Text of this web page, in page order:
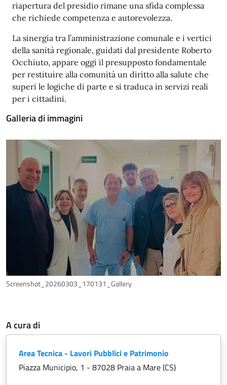
riapertura del presidio rimane una sfida complessa
che richiede competenza e autorevolezza.
La sinergia tra l’amministrazione comunale e i vertici
della sanità regionale, guidati dal presidente Roberto
Occhiuto, appare oggi il presupposto fondamentale
per restituire alla comunità un diritto alla salute che
superi le logiche di parte e si traduca in servizi reali
per i cittadini.
Galleria di immagini
Screenshot_20260303_170131_Gallery
A cura di
Area Tecnica - Lavori Pubblici e Patrimonio
Piazza Municipio, 1 - 87028 Praia a Mare (CS)